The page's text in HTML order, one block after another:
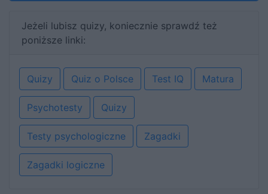
Jeżeli lubisz quizy, koniecznie sprawdź też
poniższe linki:
Quizy Quiz o Polsce Test IQ Matura
Psychotesty Quizy
Testy psychologiczne Zagadki
Zagadki logiczne